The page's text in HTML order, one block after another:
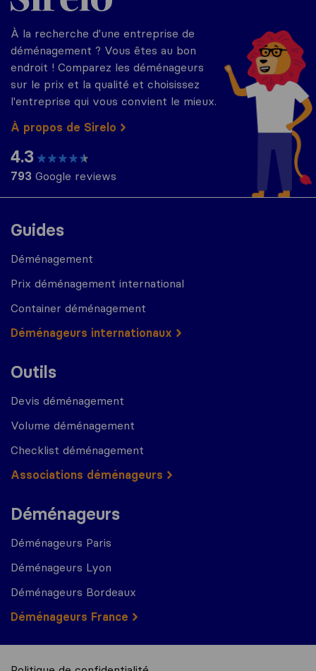
Guides
Déménagement
Prix déménagement international
Container déménagement
Déménageurs internationaux
Outils
Devis déménagement
Volume déménagement
Checklist déménagement
Associations déménageurs
Déménageurs
Déménageurs Paris
Déménageurs Lyon
Déménageurs Bordeaux
Déménageurs France
À la recherche d'une entreprise de
déménagement ? Vous êtes au bon
endroit ! Comparez les déménageurs
sur le prix et la qualité et choisissez
l'entreprise qui vous convient le mieux.
À propos de Sirelo
4.3
793 Google reviews